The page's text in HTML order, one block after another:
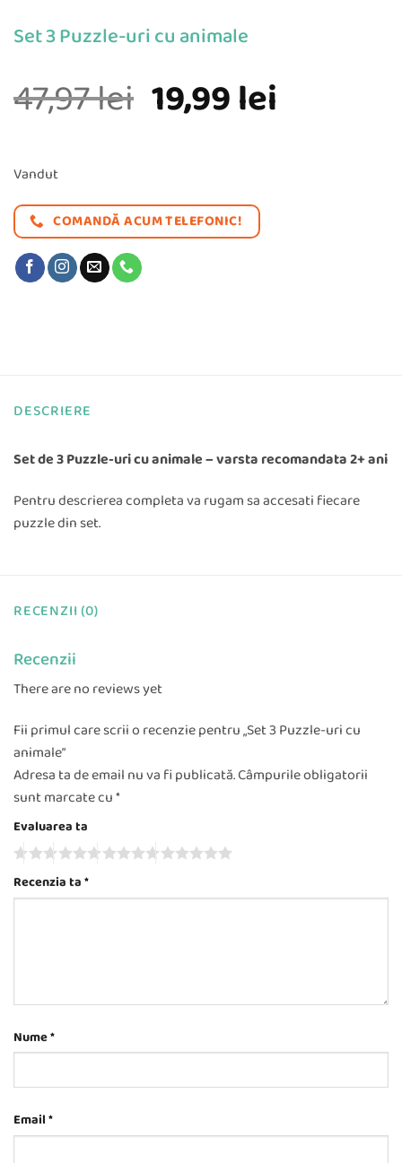
Set 3 Puzzle-uri cu animale
47,97lei Prețul
fost:
47,97 lei.
19,99lei
Vandut
COMANDĂ ACUM TELEFONIC!
DESCRIERE
Set de 3 Puzzle-uri cu animale – varsta recomandata 2+ ani
Pentru descrierea completa va rugam sa accesati fiecare
puzzle din set.
RECENZII (0)
Recenzii
There are no reviews yet
Fii primul care scrii o recenzie pentru „Set 3 Puzzle-uri cu
animale”
Adresa ta de email nu va fi publicată.Câmpurile obligatorii
sunt marcate cu*
Evaluarea ta
Recenzia ta*
Nume*
Email*